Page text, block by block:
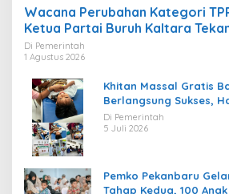
Wacana Perubahan Kategori
Ketua Partai Buruh Kaltara
Regulasi
Di Pemerintah
1 Agustus 2026
Khitan Massal Gratis Baznas Berau
Berlangsung Sukses,
Kebahagiaan bagi
Di Pemerintah
5 Juli 2026
Pemko Pekanbaru
Tahap Kedua, 100